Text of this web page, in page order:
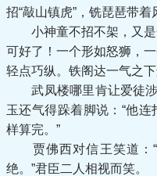
招“敲山镇虎”，铣琵琶带着
小神童不招不架，又是
可好了！一个形如怒狮，
轻点巧纵。铁阁达一气之
武凤楼哪里肯让爱徒涉
玉还气得跺着脚说：“他
样算完。”
贾佛西对信王笑道：“
绝。”君臣二人相视而笑。